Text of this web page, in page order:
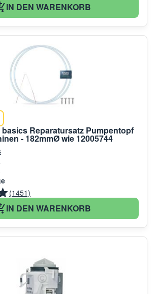
IN DEN WARENKORB
Reparatursatz Pumpentopf
- 182mmØ wie 12005744
(1451)
IN DEN WARENKORB